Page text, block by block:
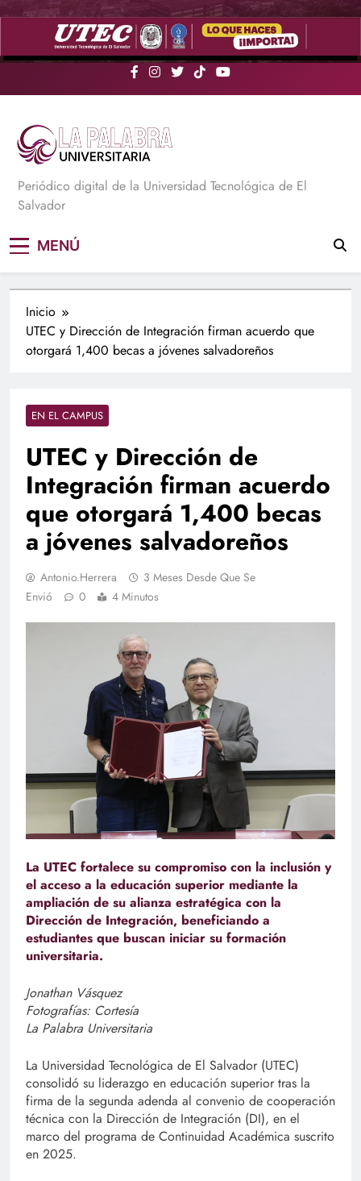
Saltar
La Palabra Universitaria
Periódico digital de la Universidad Tecnológica de El
Salvador
MENÚ
Inicio
UTEC y Dirección de Integración firman acuerdo que
otorgará 1,400 becas a jóvenes salvadoreños
EN EL CAMPUS
UTEC y Dirección de
Integración firman acuerdo
que otorgará 1,400 becas
a jóvenes salvadoreños
Antonio.herrera
3 Meses Desde Que Se
Envió
0 4 Minutos
La UTEC fortalece su compromiso con la inclusión y
el acceso a la educación superior mediante la
ampliación de su alianza estratégica con la
Dirección de Integración, beneficiando a
estudiantes que buscan iniciar su formación
universitaria.
Jonathan Vásquez
Fotografías: Cortesía
La Palabra Universitaria
La Universidad Tecnológica de El Salvador (UTEC)
consolidó su liderazgo en educación superior tras la
firma de la segunda adenda al convenio de cooperación
técnica con la Dirección de Integración (DI), en el
marco del programa de Continuidad Académica suscrito
en 2025.